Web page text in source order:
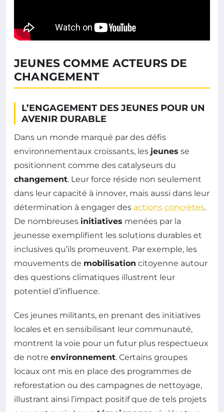
JEUNES COMME ACTEURS DE
CHANGEMENT
L’ENGAGEMENT DES JEUNES POUR UN
AVENIR DURABLE
Dans un monde marqué par des défis
environnementaux croissants, les jeunes se
positionnent comme des catalyseurs du
changement. Leur force réside non seulement
dans leur capacité à innover, mais aussi dans leur
détermination à engager des actions concrètes.
De nombreuses initiatives menées par la
jeunesse exemplifient les solutions durables et
inclusives qu’ils promeuvent. Par exemple, les
mouvements de mobilisation citoyenne autour
des questions climatiques illustrent leur
potentiel d’influence.
Ces jeunes militants, en prenant des initiatives
locales et en sensibilisant leur communauté,
montrent la voie pour un futur plus respectueux
de notre environnement. Certains groupes
locaux ont mis en place des programmes de
reforestation ou des campagnes de nettoyage,
illustrant ainsi l’impact positif que de tels projets